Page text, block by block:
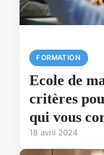
FORMATION
Ecole de
critères
qui vous
18 avril 2024